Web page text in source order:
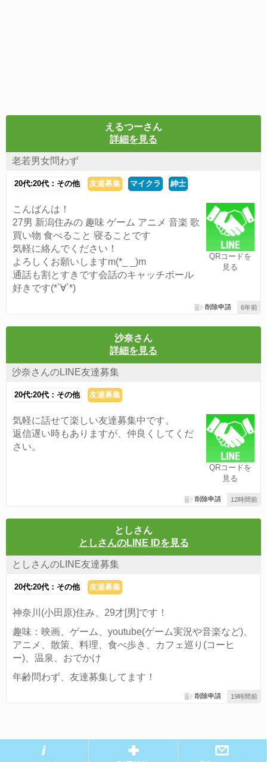
えるつーさん
詳細を見る
老若男女問わず
20代:20代：その他 友達募集 マイクラ 紳士
QRコードを
見る
こんばんは！
27男 新潟住みの 趣味 ゲーム アニメ 音楽 歌
買い物 食べること 寝ることです
気軽に絡んでください！
よろしくお願いしますm(*_ _)m
通話も割とすきです会話のキャッチボール
好きです(*`∀´*)
6年前
削除申請
沙奈さん
詳細を見る
沙奈さんのLINE友達募集
20代:20代：その他 友達募集
QRコードを
見る
気軽に話せて楽しい友達募集中です。
返信遅い時もありますが、仲良くしてくだ
さい。
12時間前
削除申請
としさん
としさんのLINE IDを見る
としさんのLINE友達募集
20代:20代：その他 友達募集
神奈川(小田原)住み、29才[男]です！
趣味：映画、ゲーム、youtube(ゲーム実況や音楽など)、
アニメ、散策、料理、食べ歩き、カフェ巡り(コーヒ
ー)、温泉、おでかけ
年齢問わず、友達募集してます！
19時間前
削除申請